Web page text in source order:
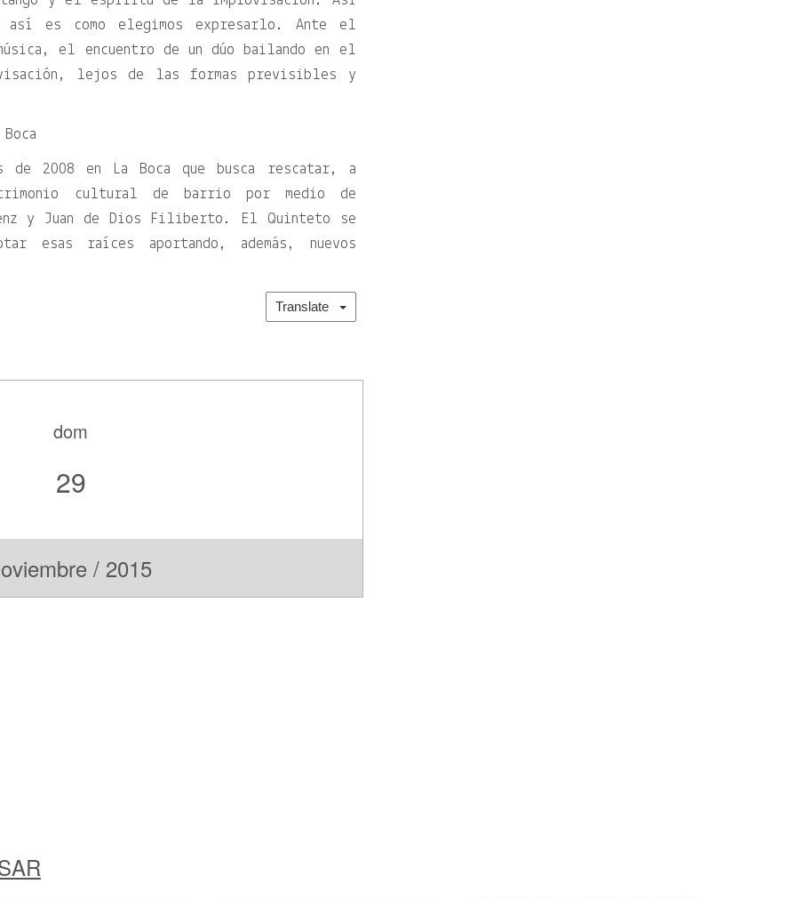
es como elegimos expresarlo. Ante el
el encuentro de un dúo bailando en el
lejos de las formas previsibles y
de 2008 en La Boca que busca rescatar, a
cultural de barrio por medio de
y Juan de Dios Filiberto. El Quinteto se
esas raíces aportando, además, nuevos
Translate
dom
29
/ 2015